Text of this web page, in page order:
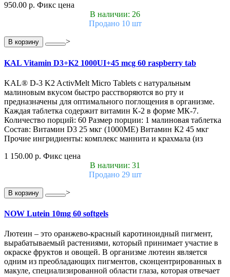
950.00 р. Фикс цена
В наличии: 26
Продано 10 шт
В корзину >
KAL Vitamin D3+K2 1000UI+45 mcg 60 raspberry tab
KAL® D-3 K2 ActivMelt Micro Tablets с натуральным
малиновым вкусом быстро расстворяются во рту и
предназначены для оптимального поглощения в организме.
Каждая таблетка содержит витамин К-2 в форме МК-7.
Количество порций: 60 Размер порции: 1 малиновая таблетка
Состав: Витамин D3 25 мкг (1000МЕ) Витамин К2 45 мкг
Прочие ингридиенты: комплекс маннита и крахмала (из
1 150.00 р. Фикс цена
В наличии: 31
Продано 29 шт
В корзину >
NOW Lutein 10mg 60 softgels
Лютеин – это оранжево-красный каротиноидный пигмент,
вырабатываемый растениями, который принимает участие в
окраске фруктов и овощей. В организме лютеин является
одним из преобладающих пигментов, сконцентрированных в
макуле, специализированной области глаза, которая отвечает